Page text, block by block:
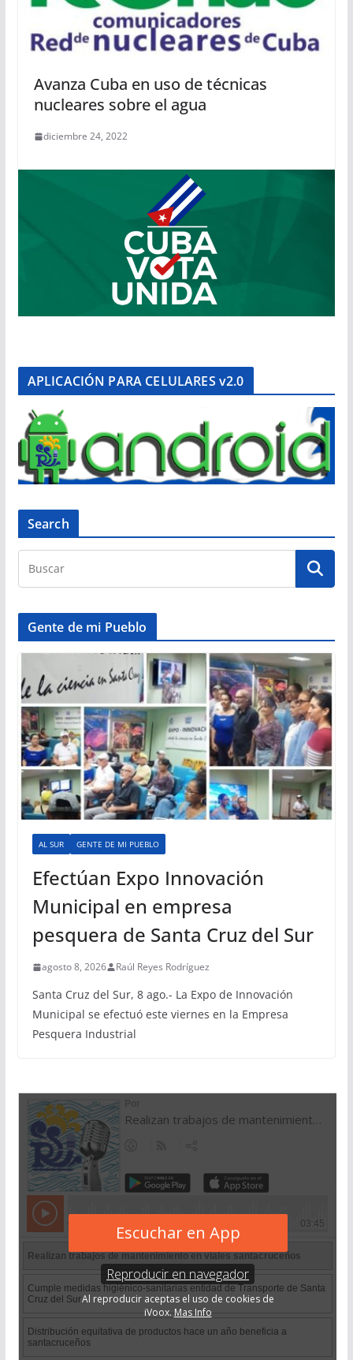
Avanza Cuba en uso de técnicas
nucleares sobre el agua
diciembre 24, 2022
APLICACIÓN PARA CELULARES v2.0
Search
Gente de mi Pueblo
AL SUR GENTE DE MI PUEBLO
Efectúan Expo Innovación
Municipal en empresa
pesquera de Santa Cruz del Sur
agosto 8, 2026 Raúl Reyes Rodríguez
Santa Cruz del Sur, 8 ago.- La Expo de Innovación
Municipal se efectuó este viernes en la Empresa
Pesquera Industrial